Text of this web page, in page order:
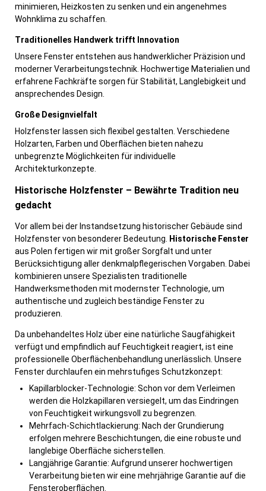
minimieren, Heizkosten zu senken und ein angenehmes
Wohnklima zu schaffen.
Traditionelles Handwerk trifft Innovation
Unsere Fenster entstehen aus handwerklicher Präzision und
moderner Verarbeitungstechnik. Hochwertige Materialien und
erfahrene Fachkräfte sorgen für Stabilität, Langlebigkeit und
ansprechendes Design.
Große Designvielfalt
Holzfenster lassen sich flexibel gestalten. Verschiedene
Holzarten, Farben und Oberflächen bieten nahezu
unbegrenzte Möglichkeiten für individuelle
Architekturkonzepte.
Historische Holzfenster – Bewährte Tradition neu
gedacht
Vor allem bei der Instandsetzung historischer Gebäude sind
Holzfenster von besonderer Bedeutung. Historische Fenster
aus Polen fertigen wir mit großer Sorgfalt und unter
Berücksichtigung aller denkmalpflegerischen Vorgaben. Dabei
kombinieren unsere Spezialisten traditionelle
Handwerksmethoden mit modernster Technologie, um
authentische und zugleich beständige Fenster zu
produzieren.
Da unbehandeltes Holz über eine natürliche Saugfähigkeit
verfügt und empfindlich auf Feuchtigkeit reagiert, ist eine
professionelle Oberflächenbehandlung unerlässlich. Unsere
Fenster durchlaufen ein mehrstufiges Schutzkonzept:
Kapillarblocker-Technologie: Schon vor dem Verleimen
werden die Holzkapillaren versiegelt, um das Eindringen
von Feuchtigkeit wirkungsvoll zu begrenzen.
Mehrfach-Schichtlackierung: Nach der Grundierung
erfolgen mehrere Beschichtungen, die eine robuste und
langlebige Oberfläche sicherstellen.
Langjährige Garantie: Aufgrund unserer hochwertigen
Verarbeitung bieten wir eine mehrjährige Garantie auf die
Fensteroberflächen.